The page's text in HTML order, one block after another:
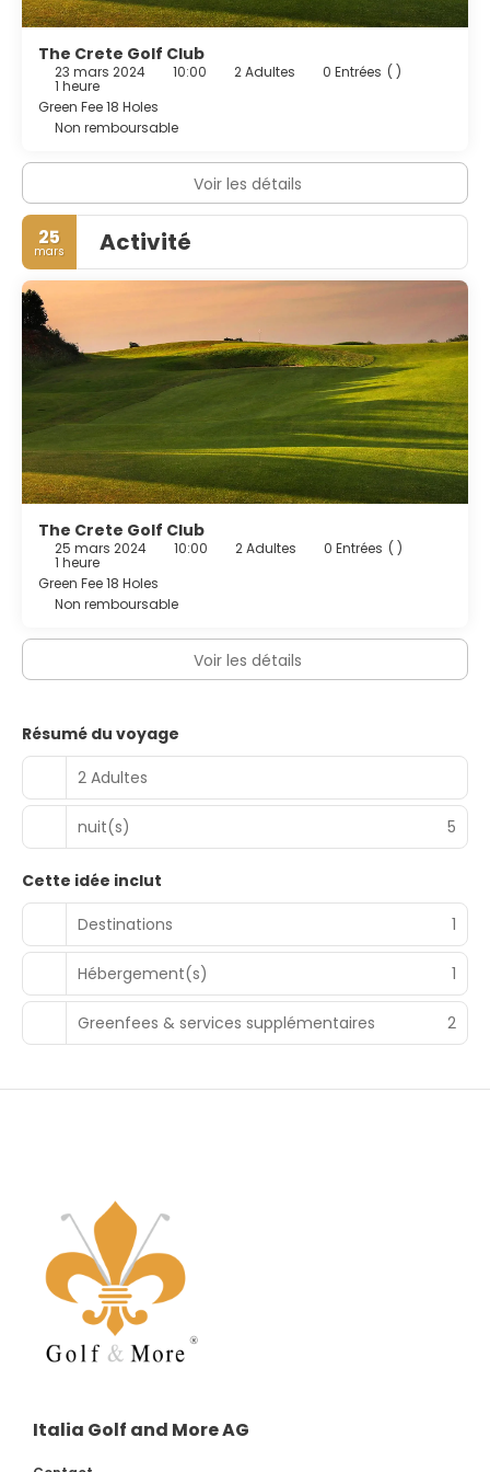
The Crete Golf Club
23 mars 2024 10:00 2 Adultes 0 Entrées ( )
1 heure
Green Fee 18 Holes
Non remboursable
Voir les détails
25
mars Activité
The Crete Golf Club
25 mars 2024 10:00 2 Adultes 0 Entrées ( )
1 heure
Green Fee 18 Holes
Non remboursable
Voir les détails
Résumé du voyage
2 Adultes
nuit(s) 5
Cette idée inclut
Destinations
1
Hébergement(s) 1
Greenfees & services supplémentaires 2
Italia Golf and More AG